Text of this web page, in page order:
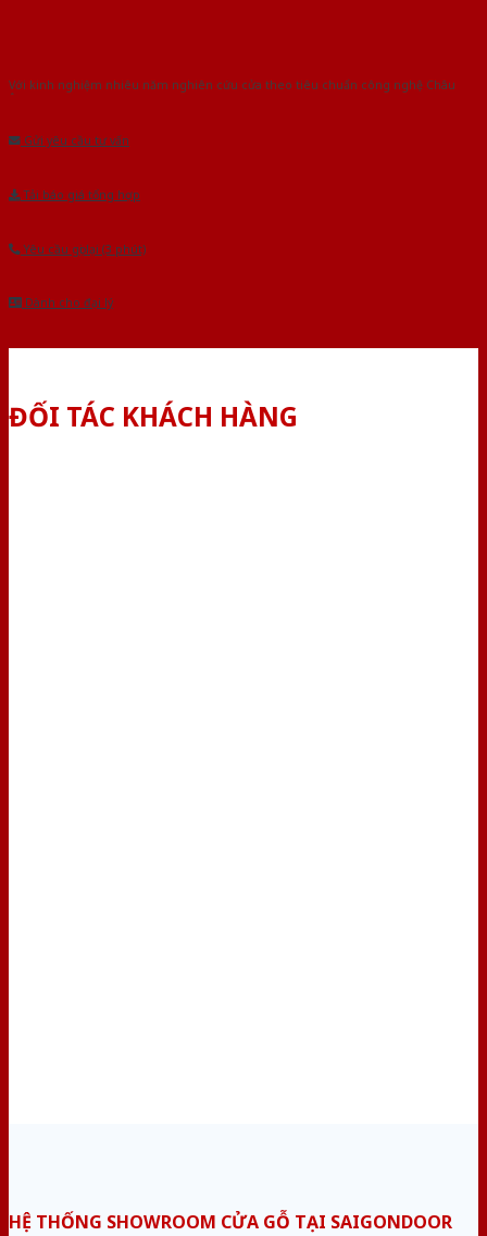
Với kinh nghiệm nhiêu năm nghiên cứu cửa theo tiêu chuẩn công nghệ Châu
Gửi yêu cầu tư vấn
Tải báo giá tổng hợp
Yêu cầu gọi lại (3 phút)
Dành cho đại lý
ĐỐI TÁC KHÁCH HÀNG
HỆ THỐNG SHOWROOM CỬA GỖ TẠI SAIGONDOOR